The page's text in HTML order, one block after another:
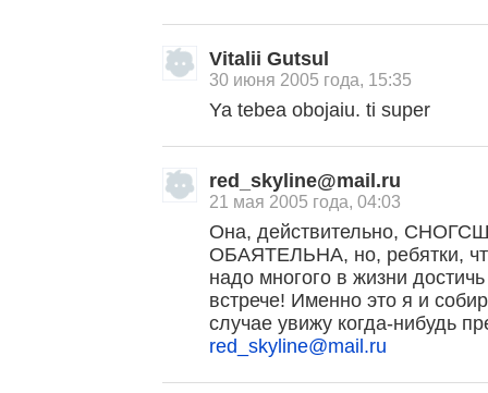
Vitalii Gutsul
30 июня 2005 года, 15:35
Ya tebea obojaiu. ti super
red_skyline@mail.ru
21 мая 2005 года, 04:03
Она, действительно,
ОБАЯТЕЛЬНА, но, ребятки,
надо многого в жизни
встрече! Именно это я и
случае увижу когда-нибудь
red_skyline@mail.ru